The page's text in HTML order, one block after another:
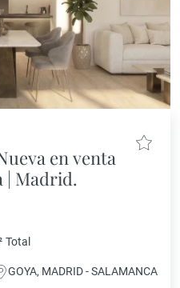
en venta
| Madrid.
Total
GOYA, MADRID - SALAMANCA